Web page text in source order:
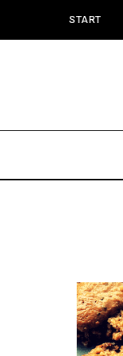
START